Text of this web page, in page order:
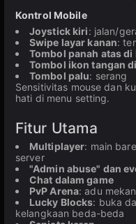
Kontrol Mobile
Joystick kiri: jalan/
Swipe layar kanan:
Tombol panah atas di
Tombol ikon tangan
Tombol palu: serang
Sensitivitas mouse dan
hati di menu setting.
Fitur Utama
Multiplayer: main
server
"Admin abuse" dan
Chat dalam game
PvP Arena: adu
Lucky Blocks: buka
kelangkaan beda-beda